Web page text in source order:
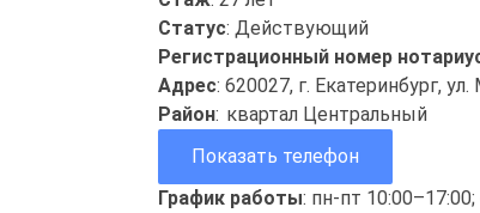
Статус: Действующий
Регистрационный номер
Адрес: 620027, г. Екатеринбург,
Район: квартал Центральный
Показать телефон
График работы: пн-пт